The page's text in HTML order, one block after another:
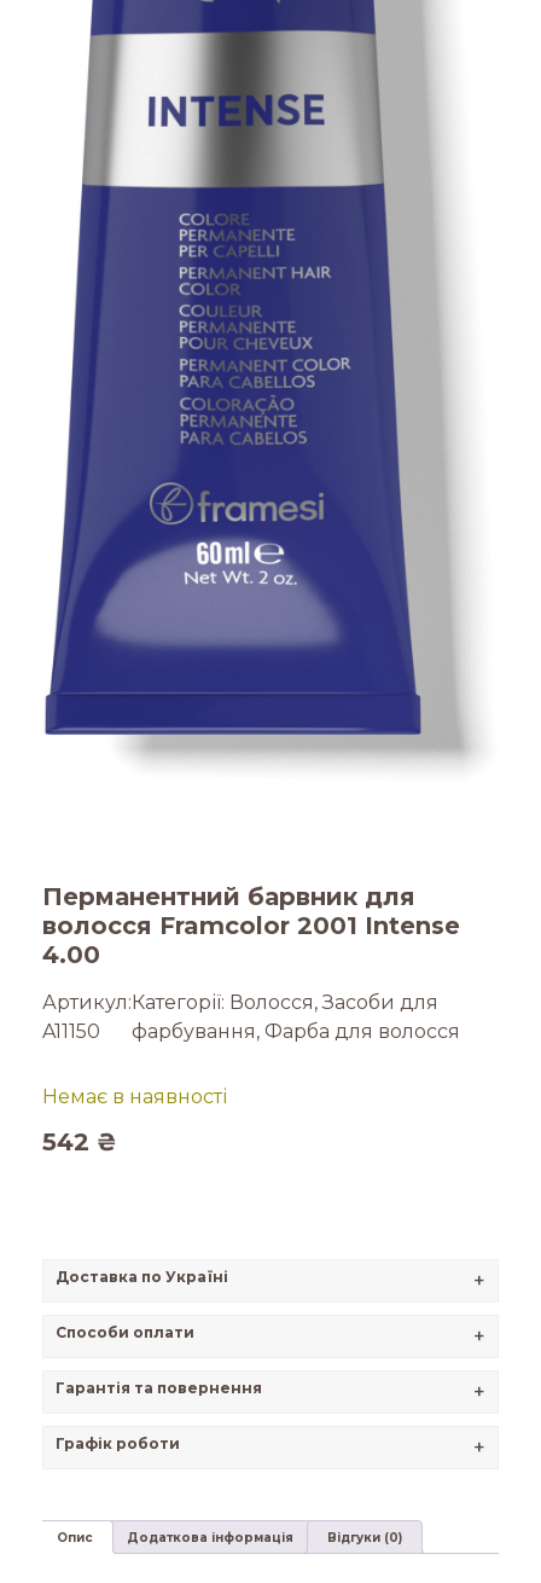
Перманентний барвник для
волосся Framcolor 2001 Intense
4.00
542 ₴
Немає в наявності
Артикул:
A11150
Категорії: Волосся,Засоби для
фарбування, Фарба для волосся
Доставка по Україні +
Способи оплати +
Гарантія та повернення +
Графік роботи +
Опис Додаткова інформація Відгуки (0)